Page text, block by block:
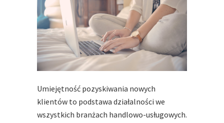
Umiejętność pozyskiwania nowych
klientów to podstawa działalności we
wszystkich branżach handlowo-usługowych.